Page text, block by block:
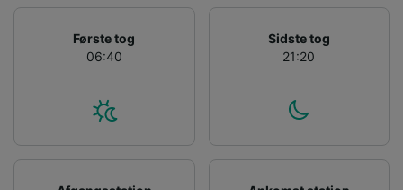
Første tog
06:40
Sidste tog
21:20
Vi og vores partnere behandler data for at
levere:
Bruge præcise geografiske
Opbevare og/eller tilgå oplysninger på en
annoncerings- og indholdsmåling,
målgruppeundersøgelser og udvikling af
tjenester.